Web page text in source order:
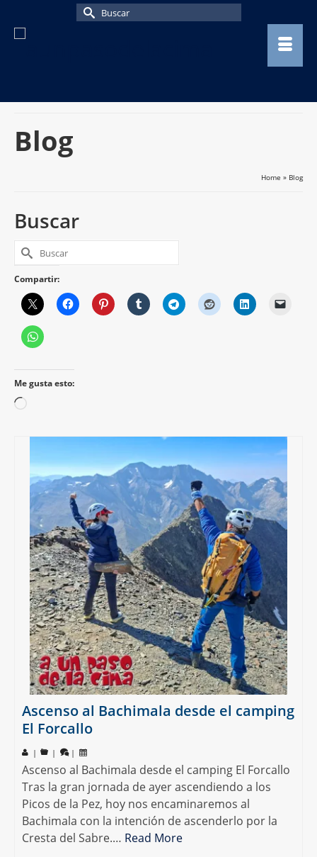
Buscar
Blog
Home » Blog
Buscar
Buscar
por:
Compartir:
Me gusta esto:
Cargando...
Ascenso al Bachimala desde el camping
El Forcallo
| | |
Ascenso al Bachimala desde el camping El Forcallo
Tras la gran jornada de ayer ascendiendo a los
Picos de la Pez, hoy nos encaminaremos al
Bachimala con la intención de ascenderlo por la
Cresta del Sabre.… Read More